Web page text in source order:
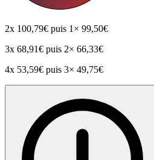
2x 100,79€ puis 1× 99,50€
3x 68,91€ puis 2× 66,33€
4x 53,59€ puis 3× 49,75€